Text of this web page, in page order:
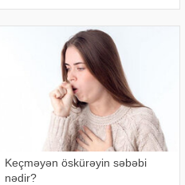
şəxsiyyətə sahib olduğu, ətrafındak
Keçməyən öskürəyin səbəbi
nədir?